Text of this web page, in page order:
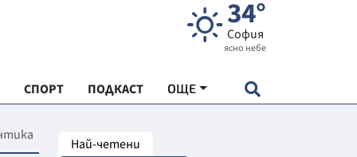
34°
София
ясно небе
СПОРТ ПОДКАСТ ОЩЕ
Най-четени